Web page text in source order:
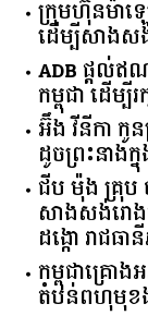
ក្រុមហ៊ុន​ម៉ាឡ
ដើម្បីសាង
ADB ផ្តល់
កម្ពុជា ដើម្បី
អ៊ឹង វីនីកា កូ
ដូចព្រះនាង
ជីប ម៉ុង គ្រុប
សាងសង់រោង
ដង្កោ រាជធា
កម្ពុជា​គ្រោ
តំបន់​ពហុ​មុខង